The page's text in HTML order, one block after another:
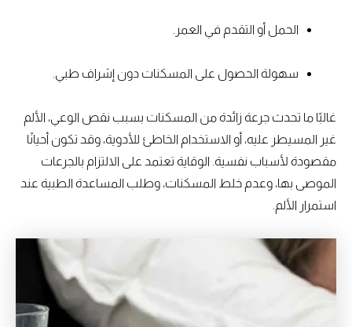
الحمل أو التقدم في العمر.
سهولة الحصول على المسكنات دون إشراف طبي.
غالبًا ما تحدث جرعة زائدة من المسكنات بسبب نقص الوعي، الألم
غير المسيطر عليه، أو الاستخدام الخاطئ للأدوية، وقد تكون أحيانًا
مقصودة لأسباب نفسية. الوقاية تعتمد على الالتزام بالجرعات
الموصى بها، وعدم خلط المسكنات، وطلب المساعدة الطبية عند
استمرار الألم.